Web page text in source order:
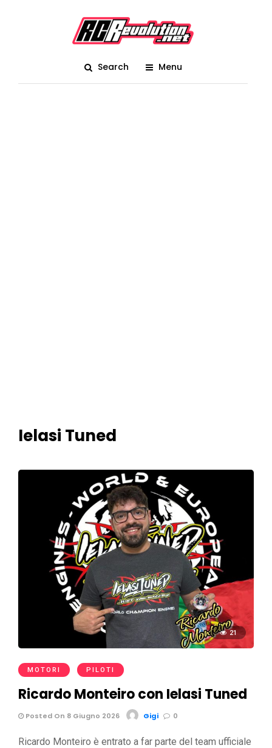
Search Menu
Ielasi Tuned
21
MOTORI PILOTI
Ricardo Monteiro con Ielasi Tuned
Posted On 8 Giugno 2026 Gigi 0
Ricardo Monteiro è entrato a far parte del team ufficiale